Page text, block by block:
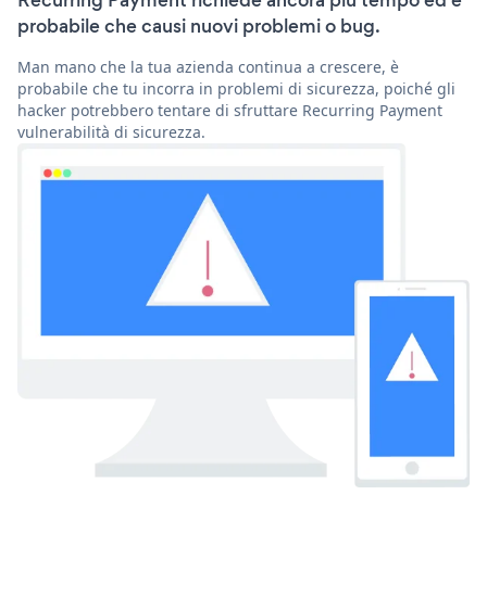
probabile che causi nuovi problemi o bug.
Man mano che la tua azienda continua a crescere, è
probabile che tu incorra in problemi di sicurezza, poiché gli
hacker potrebbero tentare di sfruttare Recurring Payment
vulnerabilità di sicurezza.